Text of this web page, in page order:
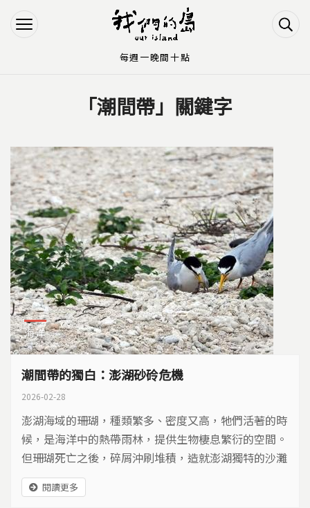
Jump to Navigation
Jump to Main content
「潮間帶」關鍵字
海洋
潮間帶的獨白：澎湖砂砱危機
2026-02-28
澎湖海域的珊瑚，種類繁多、密度又高，牠們活著的時
候，是海洋中的熱帶雨林，提供生物棲息繁衍的空間。
但珊瑚死亡之後，碎屑沖刷堆積，造就澎湖獨特的沙灘
地景，也成為小燕鷗最愛的孵育地。
閱讀更多
每週一晚間十點